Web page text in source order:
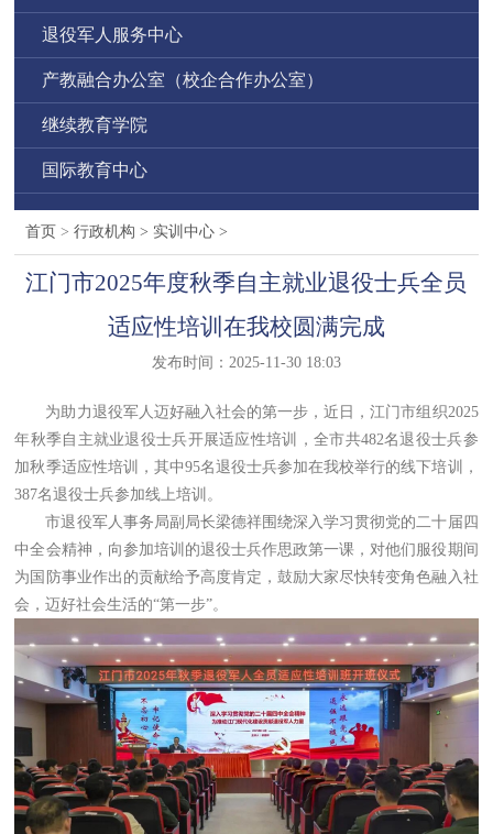
退役军人服务中心
产教融合办公室（校企合作办公室）
继续教育学院
国际教育中心
首页 >行政机构 > 实训中心 >
江门市2025年度秋季自主就业退役士兵全员
适应性培训在我校圆满完成
发布时间：2025-11-30 18:03
为助力退役军人迈好融入社会的第一步，近日，江门市组织2025
年秋季自主就业退役士兵开展适应性培训，全市共482名退役士兵参
加秋季适应性培训，其中95名退役士兵参加在我校举行的线下培训，
387名退役士兵参加线上培训。
市退役军人事务局副局长梁德祥围绕深入学习贯彻党的二十届四
中全会精神，向参加培训的退役士兵作思政第一课，对他们服役期间
为国防事业作出的贡献给予高度肯定，鼓励大家尽快转变角色融入社
会，迈好社会生活的“第一步”。